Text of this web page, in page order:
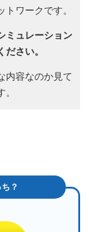
ワークです。
ミュレーション
さい。
内容なのか見て